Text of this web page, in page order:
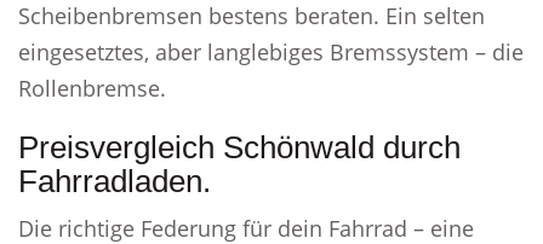
Scheibenbremsen bestens beraten. Ein selten
eingesetztes, aber langlebiges Bremssystem – die
Rollenbremse.
Preisvergleich Schönwald durch
Fahrradladen.
Die richtige Federung für dein Fahrrad – eine